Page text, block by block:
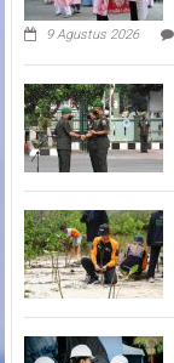
9 Agustus 2026